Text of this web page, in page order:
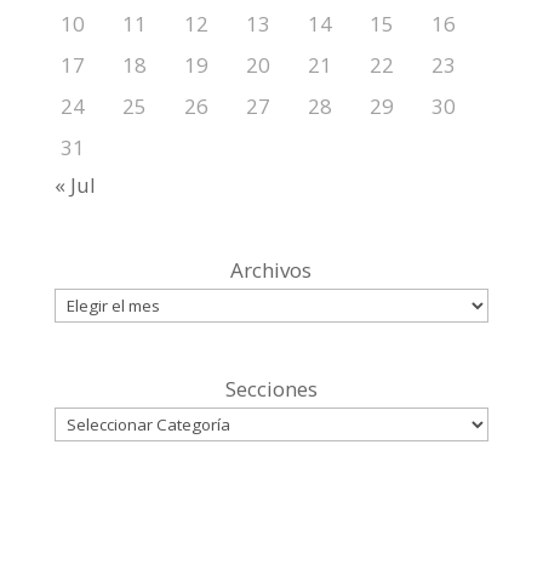
10
11 12 13 14 15
16
17
18 19 20 21 22
23
24
25 26 27 28 29
30
31
« Jul
Archivos
Secciones